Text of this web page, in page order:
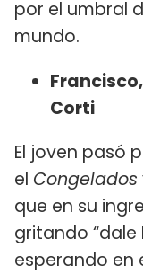
por el umbral
mundo.
Corti
El joven pasó
el Congelados
que en su
gritando “dale
esperando en